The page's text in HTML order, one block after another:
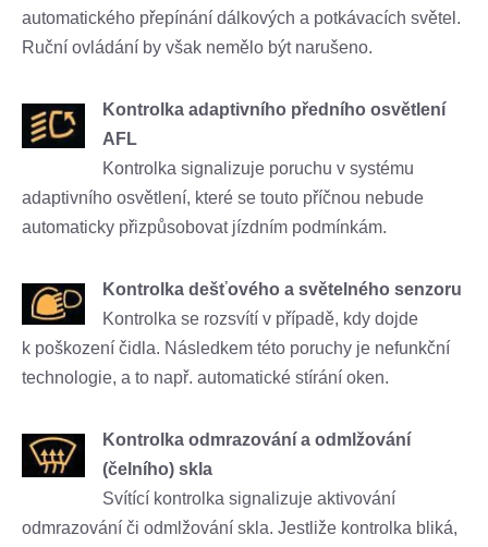
automatického přepínání dálkových a potkávacích světel.
Ruční ovládání by však nemělo být narušeno.
Kontrolka adaptivního předního osvětlení
AFL
Kontrolka signalizuje poruchu v systému
adaptivního osvětlení, které se touto příčnou nebude
automaticky přizpůsobovat jízdním podmínkám.
Kontrolka dešťového a světelného senzoru
Kontrolka se rozsvítí v případě, kdy dojde
k poškození čidla. Následkem této poruchy je nefunkční
technologie, a to např. automatické stírání oken.
Kontrolka odmrazování a odmlžování
(čelního) skla
Svítící kontrolka signalizuje aktivování
odmrazování či odmlžování skla. Jestliže kontrolka bliká,